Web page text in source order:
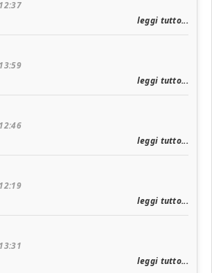
leggi tutto...
leggi tutto...
leggi tutto...
leggi tutto...
leggi tutto...